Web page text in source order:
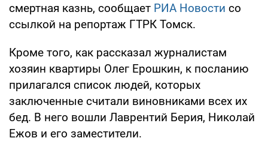
смертная казнь, сообщает РИА Новости со
ссылкой на репортаж ГТРК Томск.
Кроме того, как рассказал журналистам
хозяин квартиры Олег Ерошкин, к посланию
прилагался список людей, которых
заключенные считали виновниками всех их
бед. В него вошли Лаврентий Берия, Николай
Ежов и его заместители.